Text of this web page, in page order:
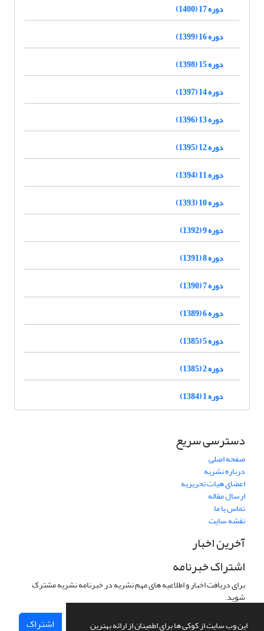
این وب سایت از کوکی ها برای اطمینان از ارائه بهترین
دوره 17 (1400)
دوره 16 (1399)
دوره 15 (1398)
دوره 14 (1397)
دوره 13 (1396)
دوره 12 (1395)
دوره 11 (1394)
دوره 10 (1393)
دوره 9 (1392)
دوره 8 (1391)
دوره 7 (1390)
دوره 6 (1389)
دوره 5 (1385)
دوره 2 (1385)
دوره 1 (1384)
دسترسی سریع
صفحه اصلی
درباره نشریه
اعضای هیات تحریریه
ارسال مقاله
تماس با ما
نقشه سایت
آخرین اخبار
اشتراک خبرنامه
برای دریافت اخبار و اطلاعیه های مهم نشریه در خبرنامه نشریه مشترک
شوید.
اشتراک